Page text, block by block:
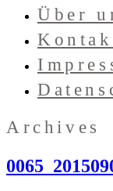
Über
Archives